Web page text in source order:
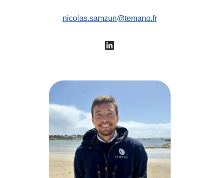
nicolas.samzun@temano.fr